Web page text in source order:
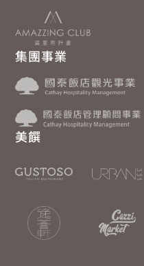
集團事業
美饌